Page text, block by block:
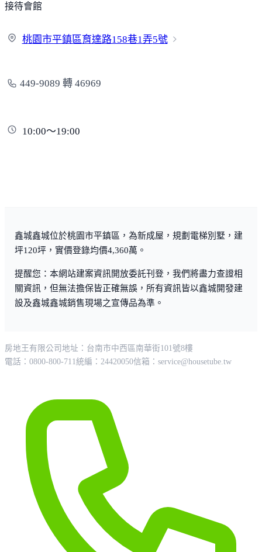
接待會館
桃園市平鎮區育達路158巷1弄5號
449-9089 轉 46969
10:00～19:00
鑫城鑫城位於桃園市平鎮區，為新成屋，規劃電梯別墅，建
坪120坪，實價登錄均價4,360萬。
提醒您：本網站建案資訊開放委託刊登，我們將盡力查證相
關資訊，但無法擔保皆正確無誤，所有資訊皆以鑫城開發建
設及鑫城鑫城銷售現場之宣傳品為準。
房地王有限公司 地址：台南市中西區南華街101號8樓
電話：0800-800-711統編：24420050信箱： service@housetube.tw